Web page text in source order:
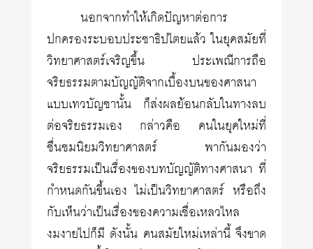
นอกจากทำให้เกิดปัญหาต่อการ
ปกครองระบอบประชาธิปไตยแล้ว ในยุคสมัยที่
วิทยาศาสตร์เจริญขึ้น ประเพณีการถือ
จริยธรรมตามบัญญัติจากเบื้องบนของศาสนา
แบบเทวบัญชานั้น ก็ส่งผลย้อนกลับในทางลบ
ต่อจริยธรรมเอง กล่าวคือ คนในยุคใหม่ที่
ชื่นชมนิยมวิทยาศาสตร์ พากันมองว่า
จริยธรรมเป็นเรื่องของบทบัญญัติทางศาสนา ที่
กำหนดกันขึ้นเอง ไม่เป็นวิทยาศาสตร์ หรือถึง
กับเห็นว่าเป็นเรื่องของความเชื่อเหลวไหล
งมงายไปก็มี ดังนั้น คนสมัยใหม่เหล่านี้ จึงขาด